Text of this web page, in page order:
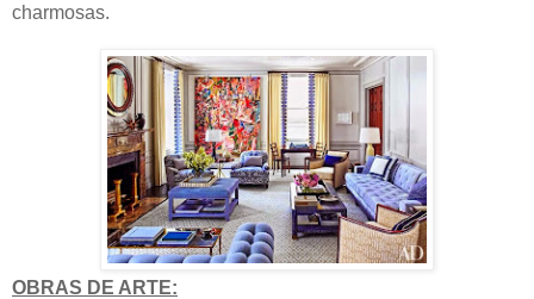
charmosas.
OBRAS DE ARTE: